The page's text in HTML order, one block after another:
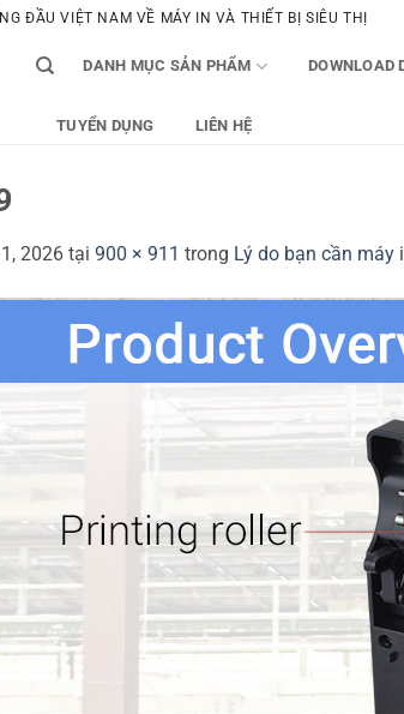
ĐẦU VIỆT NAM VỀ MÁY IN VÀ THIẾT BỊ SIÊU THỊ
DANH MỤC SẢN PHẨM DOWNLOAD
TUYỂN DỤNG LIÊN HỆ
2026 tại 900 × 911 trong Lý do bạn cần máy